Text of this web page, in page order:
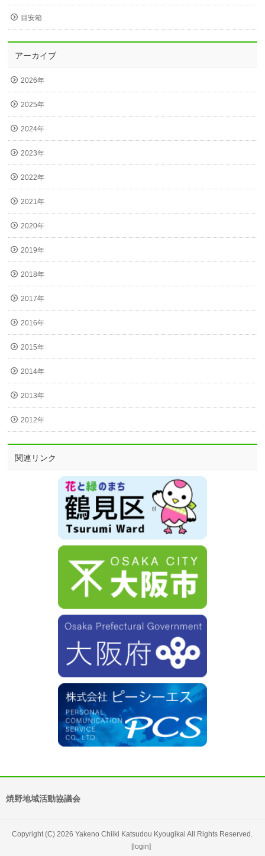
目安箱
アーカイブ
2026年
2025年
2024年
2023年
2022年
2021年
2020年
2019年
2018年
2017年
2016年
2015年
2014年
2013年
2012年
関連リンク
焼野地域活動協議会
Copyright (C) 2026 Yakeno Chiiki Katsudou Kyougikai All Rights Reserved.
[login]